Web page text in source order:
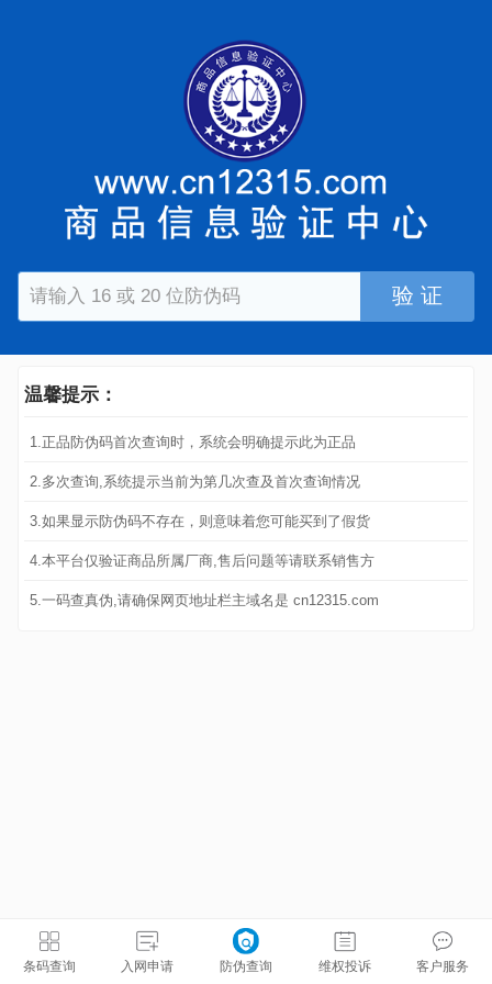
验 证
温馨提示：
1.正品防伪码首次查询时，系统会明确提示此为正品
2.多次查询,系统提示当前为第几次查及首次查询情况
3.如果显示防伪码不存在，则意味着您可能买到了假货
4.本平台仅验证商品所属厂商,售后问题等请联系销售方
5.一码查真伪,请确保网页地址栏主域名是 cn12315.com
条码查询 入网申请 防伪查询 维权投诉 客户服务